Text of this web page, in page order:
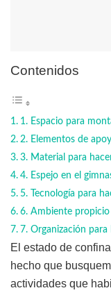
Contenidos
1. Espacio para
2. Elementos de
3. Material para
4. Espejo en el
5. Tecnología para
6. Ambiente propicio
7. Organización
El estado de
hecho que
actividades que